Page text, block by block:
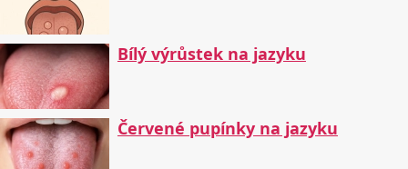
Bílý výrůstek na jazyku
Červené pupínky na jazyku